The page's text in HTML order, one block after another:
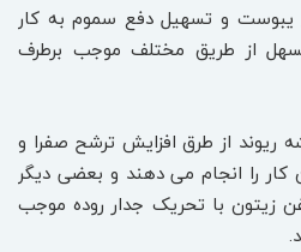
یبوست و تسهیل دفع سموم به کار
از طریق مختلف موجب برطرف
ریوند از طرق افزایش ترشح صفرا و
را انجام می دهند و بعضی دیگر
زیتون با تحریک جدار روده موجب